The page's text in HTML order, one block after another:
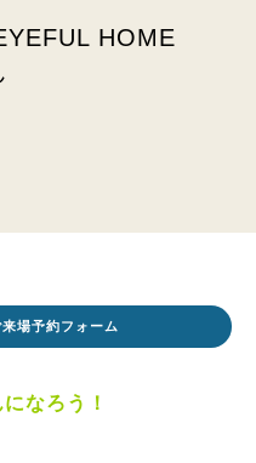
HOME
場予約フォーム
なろう！